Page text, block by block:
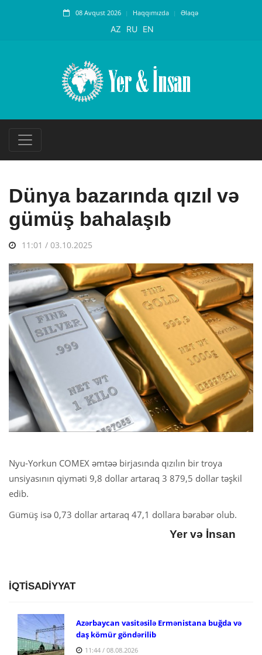
08 Avqust 2026 Haqqımızda Əlaqə
AZ RU EN
Dünya bazarında qızıl və
gümüş bahalaşıb
11:01 / 03.10.2025
Nyu-Yorkun COMEX əmtəə birjasında qızılın bir troya
unsiyasının qiyməti 9,8 dollar artaraq 3 879,5 dollar təşkil
edib.
Gümüş isə 0,73 dollar artaraq 47,1 dollara bərabər olub.
Yer və İnsan
İQTİSADİYYAT
Azərbaycan vasitəsilə Ermənistana buğda və
daş kömür göndərilib
11:44 / 08.08.2026